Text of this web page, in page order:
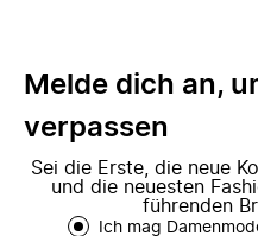
Melde dich an,
verpassen
Sei die Erste, die neue
und die neuesten
führenden
Ich mag